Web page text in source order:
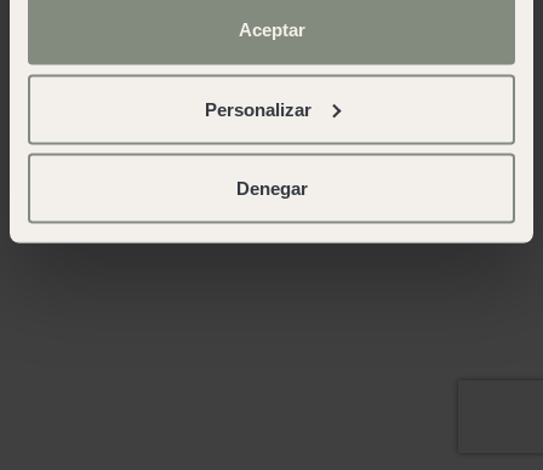
Aceptar
Personalizar
Denegar